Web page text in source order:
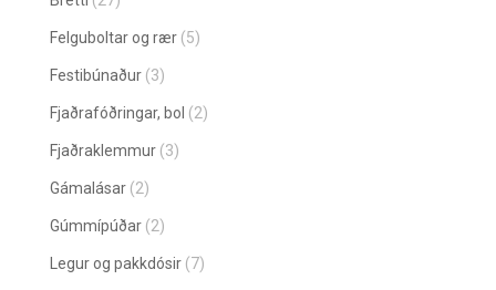
Felguboltar og rær (5)
Festibúnaður (3)
Fjaðrafóðringar, bol (2)
Fjaðraklemmur (3)
Gámalásar (2)
Gúmmípúðar (2)
Legur og pakkdósir (7)